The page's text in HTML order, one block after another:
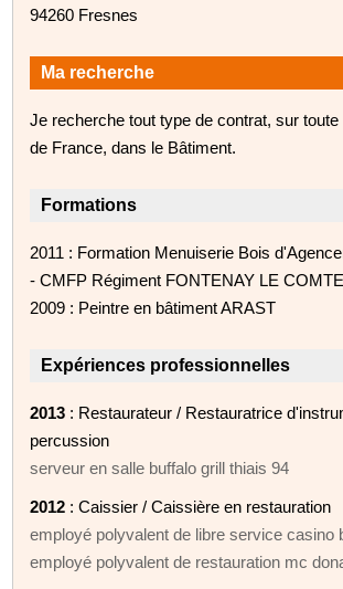
94260 Fresnes
Ma recherche
Je recherche tout type de contrat, sur toute
de France, dans le Bâtiment.
Formations
2011 : Formation Menuiserie Bois
- CMFP Régiment FONTENAY LE COMTE
2009 : Peintre en bâtiment ARAST
Expériences professionnelles
2013 : Restaurateur / Restauratrice
percussion
serveur en salle buffalo grill thiais 94
2012 : Caissier / Caissière en restauration
employé polyvalent de libre service casino
employé polyvalent de restauration mc